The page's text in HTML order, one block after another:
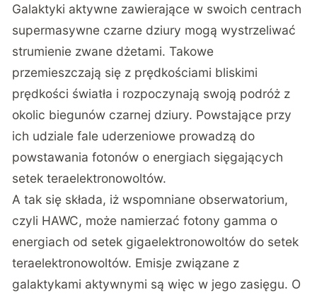
Galaktyki aktywne zawierające w swoich centrach
supermasywne czarne dziury mogą wystrzeliwać
strumienie zwane dżetami. Takowe
przemieszczają się z prędkościami bliskimi
prędkości światła i rozpoczynają swoją podróż z
okolic biegunów czarnej dziury. Powstające przy
ich udziale fale uderzeniowe prowadzą do
powstawania fotonów o energiach sięgających
setek teraelektronowoltów.
A tak się składa, iż wspomniane obserwatorium,
czyli HAWC, może namierzać fotony gamma o
energiach od setek gigaelektronowoltów do setek
teraelektronowoltów. Emisje związane z
galaktykami aktywnymi są więc w jego zasięgu. O